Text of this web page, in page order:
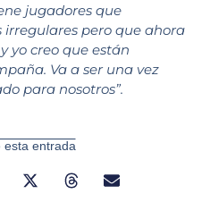
jugadores que
pero que ahora
yo creo que están
Va a ser una vez
para nosotros”.
esta entrada